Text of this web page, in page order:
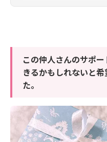
この仲人さんのサポ
きるかもしれないと
た。